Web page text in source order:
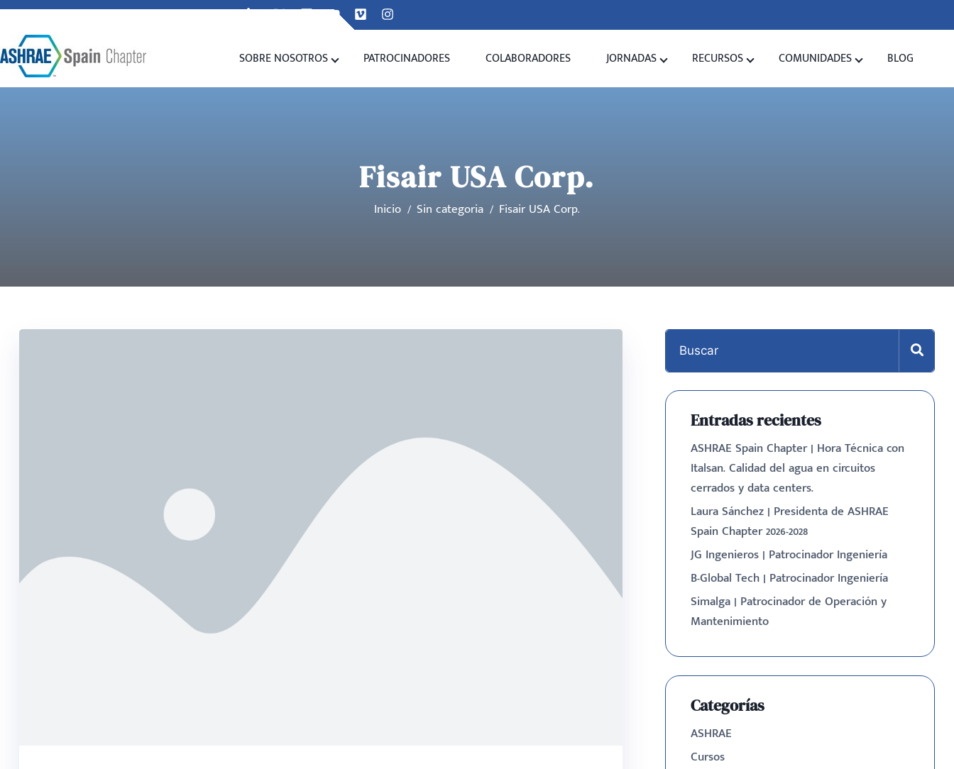
secretaria@spain-ashrae.org
SOBRE NOSOTROS PATROCINADORES COLABORADORES JORNADAS RECURSOS COMUNIDADES BLOG
Fisair USA Corp.
Inicio Sin categoria Fisair USA Corp.
Entradas recientes
ASHRAE Spain Chapter | Hora Técnica con
Italsan. Calidad del agua en circuitos
cerrados y data centers.
Laura Sánchez | Presidenta de ASHRAE
Spain Chapter 2026-2028
JG Ingenieros | Patrocinador Ingeniería
B-Global Tech | Patrocinador Ingeniería
Simalga | Patrocinador de Operación y
Mantenimiento
Categorías
ASHRAE
Cursos